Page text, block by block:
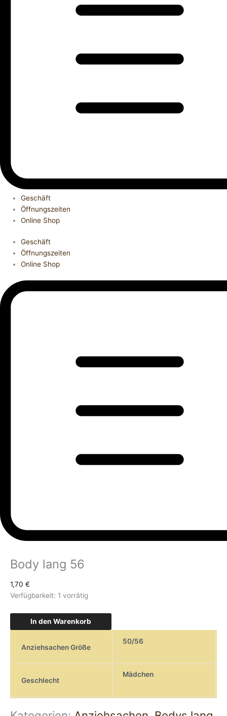
Geschäft
Öffnungszeiten
Online Shop
Geschäft
Öffnungszeiten
Online Shop
Body lang 56
1,70 €
Verfügbarkeit: 1 vorrätig
In den Warenkorb
Anziehsachen Größe
50/56
Geschlecht
Mädchen